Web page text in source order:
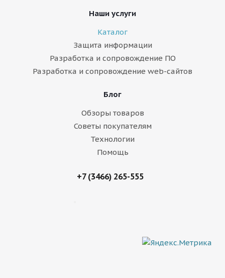
Наши услуги
Каталог
Защита информации
Разработка и сопровождение ПО
Разработка и сопровождение web-сайтов
Блог
Обзоры товаров
Советы покупателям
Технологии
Помощь
+7 (3466) 265-555